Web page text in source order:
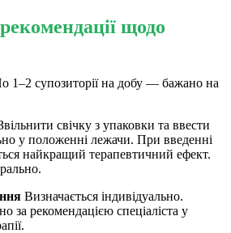
щодо
1–2 супозиторії на добу — бажано на
свічку з упаковки та ввести
у положенні лежачи. При введенні
найкращий терапевтичний ефект.
Визначається індивідуально.
за рекомендацією спеціаліста у